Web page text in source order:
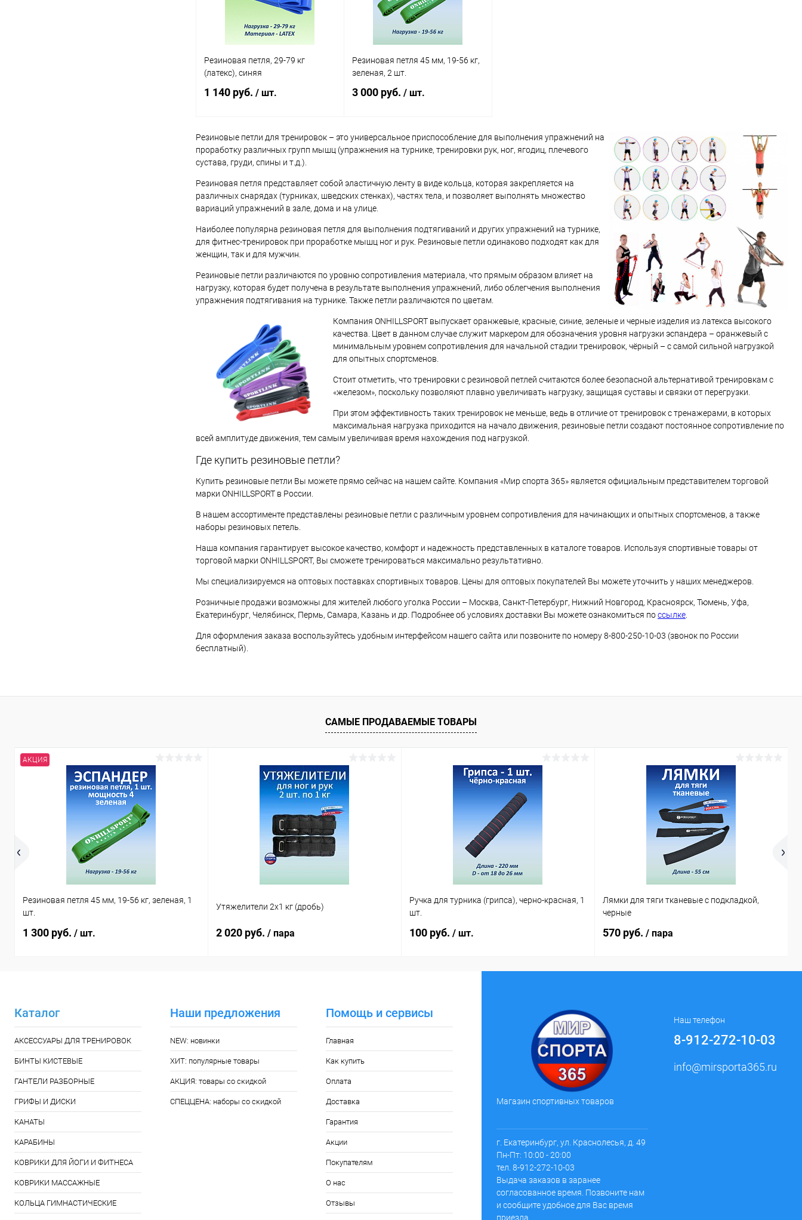
Резиновая петля, 29-79 кг
(латекс), синяя
1 140 руб. / шт.
В корзину
В избранное Под заказ
Резиновая петля 45 мм, 19-56 кг,
зеленая, 2 шт.
3 000 руб. / шт.
В корзину
В избранное Под заказ
Резиновые петли для тренировок – это универсальное приспособление для выполнения упражнений на
проработку различных групп мышц (упражнения на турнике, тренировки рук, ног, ягодиц, плечевого
сустава, груди, спины и т.д.).
Резиновая петля представляет собой эластичную ленту в виде кольца, которая закрепляется на
различных снарядах (турниках, шведских стенках), частях тела, и позволяет выполнять множество
вариаций упражнений в зале, дома и на улице.
Наиболее популярна резиновая петля для выполнения подтягиваний и других упражнений на турнике,
для фитнес-тренировок при проработке мышц ног и рук. Резиновые петли одинаково подходят как для
женщин, так и для мужчин.
Резиновые петли различаются по уровню сопротивления материала, что прямым образом влияет на
нагрузку, которая будет получена в результате выполнения упражнений, либо облегчения выполнения
упражнения подтягивания на турнике. Также петли различаются по цветам.
Компания ONHILLSPORT выпускает оранжевые, красные, синие, зеленые и черные изделия из латекса высокого
качества. Цвет в данном случае служит маркером для обозначения уровня нагрузки эспандера – оранжевый с
минимальным уровнем сопротивления для начальной стадии тренировок, чёрный – с самой сильной нагрузкой
для опытных спортсменов.
Стоит отметить, что тренировки с резиновой петлей считаются более безопасной альтернативой тренировкам с
«железом», поскольку позволяют плавно увеличивать нагрузку, защищая суставы и связки от перегрузки.
При этом эффективность таких тренировок не меньше, ведь в отличие от тренировок с тренажерами, в которых
максимальная нагрузка приходится на начало движения, резиновые петли создают постоянное сопротивление по
всей амплитуде движения, тем самым увеличивая время нахождения под нагрузкой.
Где купить резиновые петли?
Купить резиновые петли Вы можете прямо сейчас на нашем сайте. Компания «Мир спорта 365» является официальным представителем торговой
марки ONHILLSPORT в России.
В нашем ассортименте представлены резиновые петли с различным уровнем сопротивления для начинающих и опытных спортсменов, а также
наборы резиновых петель.
Наша компания гарантирует высокое качество, комфорт и надежность представленных в каталоге товаров. Используя спортивные товары от
торговой марки ONHILLSPORT, Вы сможете тренироваться максимально результативно.
Мы специализируемся на оптовых поставках спортивных товаров. Цены для оптовых покупателей Вы можете уточнить у наших менеджеров.
Розничные продажи возможны для жителей любого уголка России – Москва, Санкт-Петербург, Нижний Новгород, Красноярск, Тюмень, Уфа,
Екатеринбург, Челябинск, Пермь, Самара, Казань и др. Подробнее об условиях доставки Вы можете ознакомиться поссылке.
Для оформления заказа воспользуйтесь удобным интерфейсом нашего сайта или позвоните по номеру 8-800-250-10-03 (звонок по России
бесплатный).
САМЫЕ ПРОДАВАЕМЫЕ ТОВАРЫ
АКЦИЯ
Резиновая петля 45 мм, 19-56 кг, зеленая, 1
шт.
1 300 руб. / шт.
Утяжелители 2х1 кг (дробь)
2 020 руб. / пара
Ручка для турника (грипса), черно-красная, 1
шт.
100 руб. / шт.
Лямки для тяги тканевые с подкладкой,
черные
570 руб. / пара
Каталог
АКСЕССУАРЫ ДЛЯ ТРЕНИРОВОК
БИНТЫ КИСТЕВЫЕ
ГАНТЕЛИ РАЗБОРНЫЕ
ГРИФЫ И ДИСКИ
КАНАТЫ
КАРАБИНЫ
КОВРИКИ ДЛЯ ЙОГИ И ФИТНЕСА
КОВРИКИ МАССАЖНЫЕ
КОЛЬЦА ГИМНАСТИЧЕСКИЕ
Наши предложения
NEW: новинки
ХИТ: популярные товары
АКЦИЯ: товары со скидкой
СПЕЦЦЕНА: наборы со скидкой
Помощь и сервисы
Главная
Как купить
Оплата
Доставка
Гарантия
Акции
Покупателям
О нас
Отзывы
Магазин спортивных товаров
г. Екатеринбург, ул. Краснолесья, д. 49
Пн-Пт: 10:00 - 20:00
тел. 8-912-272-10-03
Выдача заказов в заранее
согласованное время. Позвоните нам
и сообщите удобное для Вас время
приезда.
Наш телефон
8-912-272-10-03
info@mirsporta365.ru